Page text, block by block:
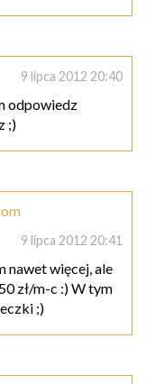
9 lipca 2012 20:40
odpowiedz
;)
9 lipca 2012 20:41
nawet więcej, ale
zł/m-c :) W tym
;)